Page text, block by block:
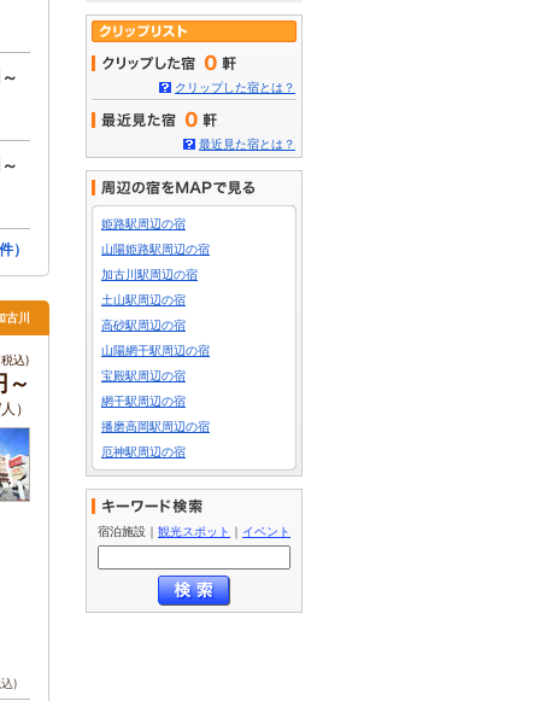
）
古川
込)
）
)
0
クリップした宿とは？
0
最近見た宿とは？
姫路駅周辺の宿
山陽姫路駅周辺の宿
加古川駅周辺の宿
土山駅周辺の宿
高砂駅周辺の宿
山陽網干駅周辺の宿
宝殿駅周辺の宿
網干駅周辺の宿
播磨高岡駅周辺の宿
厄神駅周辺の宿
宿泊施設 ｜ 観光スポット ｜ イベント